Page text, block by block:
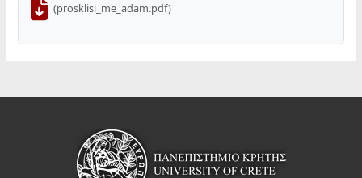
(prosklisi_me_adam.pdf)